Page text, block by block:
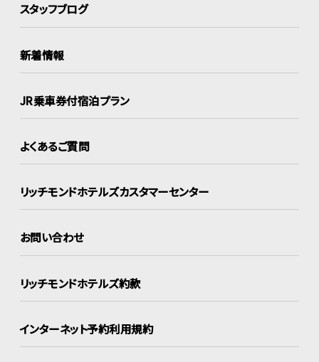
スタッフブログ
新着情報
JR乗車券付宿泊プラン
よくあるご質問
リッチモンドホテルズカスタマーセンター
お問い合わせ
リッチモンドホテルズ約款
インターネット予約利用規約